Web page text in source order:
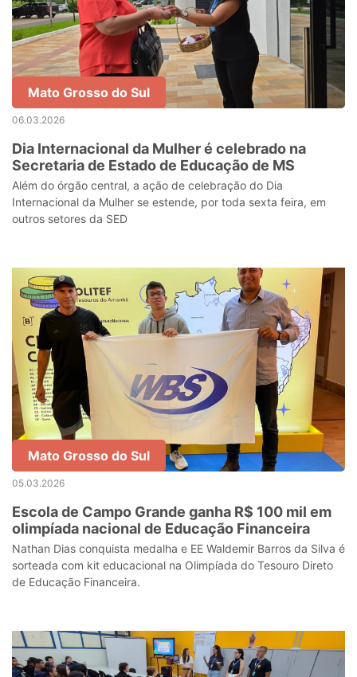
Mato Grosso do Sul
06.03.2026
Dia Internacional da Mulher é celebrado na
Secretaria de Estado de Educação de MS
Além do órgão central, a ação de celebração do Dia
Internacional da Mulher se estende, por toda sexta feira, em
outros setores da SED
Mato Grosso do Sul
05.03.2026
Escola de Campo Grande ganha R$ 100 mil em
olimpíada nacional de Educação Financeira
Nathan Dias conquista medalha e EE Waldemir Barros da Silva é
sorteada com kit educacional na Olimpíada do Tesouro Direto
de Educação Financeira.